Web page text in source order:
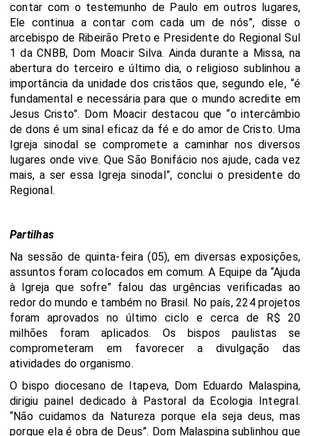
contar com o testemunho de Paulo em outros lugares,
Ele continua a contar com cada um de nós”, disse o
arcebispo de Ribeirão Preto e Presidente do Regional Sul
1 da CNBB, Dom Moacir Silva. Ainda durante a Missa, na
abertura do terceiro e último dia, o religioso sublinhou a
importância da unidade dos cristãos que, segundo ele, “é
fundamental e necessária para que o mundo acredite em
Jesus Cristo”. Dom Moacir destacou que “o intercâmbio
de dons é um sinal eficaz da fé e do amor de Cristo. Uma
Igreja sinodal se compromete a caminhar nos diversos
lugares onde vive. Que São Bonifácio nos ajude, cada vez
mais, a ser essa Igreja sinodal”, conclui o presidente do
Regional.
Partilhas
Na sessão de quinta-feira (05), em diversas exposições,
assuntos foram colocados em comum. A Equipe da “Ajuda
à Igreja que sofre” falou das urgências verificadas ao
redor do mundo e também no Brasil. No país, 224 projetos
foram aprovados no último ciclo e cerca de R$ 20
milhões foram aplicados. Os bispos paulistas se
comprometeram em favorecer a divulgação das
atividades do organismo.
O bispo diocesano de Itapeva, Dom Eduardo Malaspina,
dirigiu painel dedicado à Pastoral da Ecologia Integral.
“Não cuidamos da Natureza porque ela seja deus, mas
porque ela é obra de Deus”. Dom Malaspina sublinhou que